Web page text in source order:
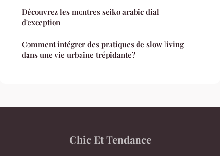
Découvrez les montres seiko arabic dial
d'exception
Comment intégrer des pratiques de slow living
dans une vie urbaine trépidante?
Chic Et Tendance